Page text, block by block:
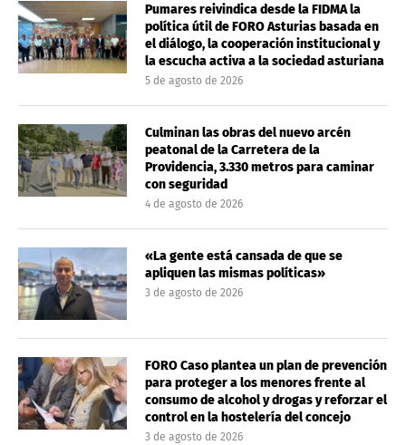
Pumares reivindica desde la FIDMA la
política útil de FORO Asturias basada en
el diálogo, la cooperación institucional y
la escucha activa a la sociedad asturiana
5 de agosto de 2026
Culminan las obras del nuevo arcén
peatonal de la Carretera de la
Providencia, 3.330 metros para caminar
con seguridad
4 de agosto de 2026
«La gente está cansada de que se
apliquen las mismas políticas»
3 de agosto de 2026
FORO Caso plantea un plan de prevención
para proteger a los menores frente al
consumo de alcohol y drogas y reforzar el
control en la hostelería del concejo
3 de agosto de 2026